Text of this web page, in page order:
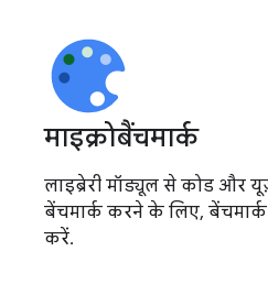
माइक्रोबैंचमार्क
लाइब्रेरी मॉड्यूल से कोड
बेंचमार्क करने के लिए, बेंचमार्क
करें.